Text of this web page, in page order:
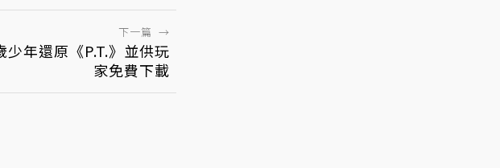
下一篇 →
年還原《P.T.》並供玩
家免費下載